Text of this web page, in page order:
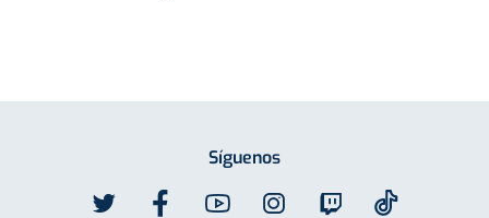
Síguenos